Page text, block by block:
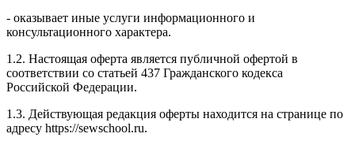
- оказывает иные услуги информационного и
консультационного характера.
1.2. Настоящая оферта является публичной офертой в
соответствии со статьей 437 Гражданского кодекса
Российской Федерации.
1.3. Действующая редакция оферты находится на странице по
адресу https://sewschool.ru.